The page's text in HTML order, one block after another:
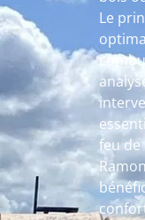
Le
feu de